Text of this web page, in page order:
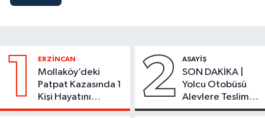
1 ERZİNCAN
Mollaköy’deki
Patpat Kazasında 1
Kişi Hayatını
Kaybetti
2 ASAYİŞ
SON DAKİKA |
Yolcu Otobüsü
Alevlere Teslim
Oldu